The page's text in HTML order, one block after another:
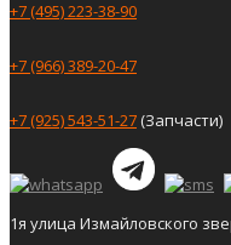
+7 (495) 223-38-90
+7 (966) 389-20-47
+7 (925) 543-51-27(Запчасти)
1я улица Измайловского